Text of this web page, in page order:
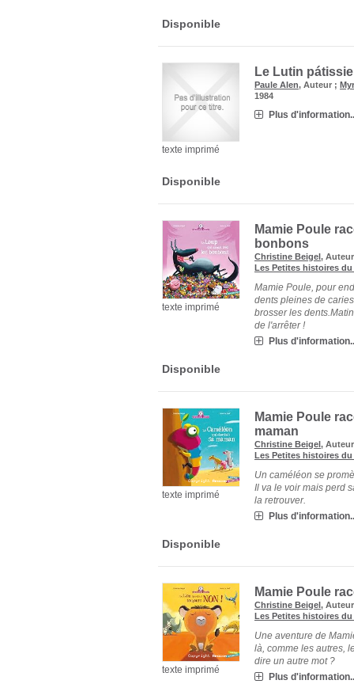
Disponible
texte imprimé
Le Lutin
Paule Alen, Auteur ;
1984
Plus
Disponible
texte imprimé
Mamie Poule
bonbons
Christine Beigel,
Les Petites histoires du
Mamie Poule, pour
dents pleines de
brosser les
de l'arrêter !
Plus
Disponible
texte imprimé
Mamie Poule
maman
Christine Beigel,
Les Petites histoires du
Un caméléon se
Il va le voir mais perd
la retrouver.
Plus
Disponible
texte imprimé
Mamie Poule
Christine Beigel,
Les Petites histoires du
Une aventure de
là, comme les autres,
dire un autre mot ?
Plus